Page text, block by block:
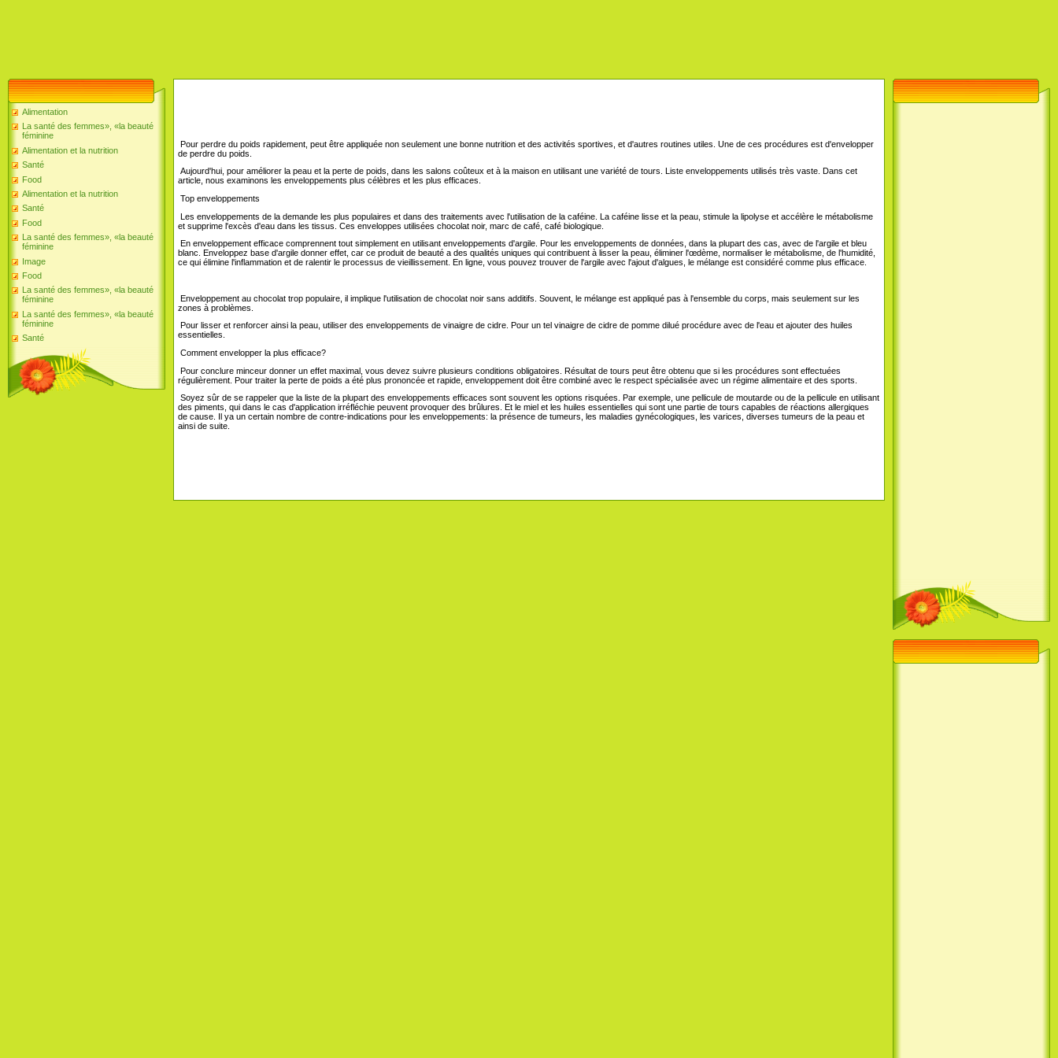
Alimentation
La santé des femmes», «la beauté
féminine
Alimentation et la nutrition
Santé
Food
Alimentation et la nutrition
Santé
Food
La santé des femmes», «la beauté
féminine
Image
Food
La santé des femmes», «la beauté
féminine
La santé des femmes», «la beauté
féminine
Santé
Pour perdre du poids rapidement, peut être appliquée non seulement une bonne nutrition et des activités sportives, et d'autres routines utiles. Une de ces procédures est d'envelopper
de perdre du poids.
Aujourd'hui, pour améliorer la peau et la perte de poids, dans les salons coûteux et à la maison en utilisant une variété de tours. Liste enveloppements utilisés très vaste. Dans cet
article, nous examinons les enveloppements plus célèbres et les plus efficaces.
Top enveloppements
Les enveloppements de la demande les plus populaires et dans des traitements avec l'utilisation de la caféine. La caféine lisse et la peau, stimule la lipolyse et accélère le métabolisme
et supprime l'excès d'eau dans les tissus. Ces enveloppes utilisées chocolat noir, marc de café, café biologique.
En enveloppement efficace comprennent tout simplement en utilisant enveloppements d'argile. Pour les enveloppements de données, dans la plupart des cas, avec de l'argile et bleu
blanc. Enveloppez base d'argile donner effet, car ce produit de beauté a des qualités uniques qui contribuent à lisser la peau, éliminer l'œdème, normaliser le métabolisme, de l'humidité,
ce qui élimine l'inflammation et de ralentir le processus de vieillissement. En ligne, vous pouvez trouver de l'argile avec l'ajout d'algues, le mélange est considéré comme plus efficace.
Enveloppement au chocolat trop populaire, il implique l'utilisation de chocolat noir sans additifs. Souvent, le mélange est appliqué pas à l'ensemble du corps, mais seulement sur les
zones à problèmes.
Pour lisser et renforcer ainsi la peau, utiliser des enveloppements de vinaigre de cidre. Pour un tel vinaigre de cidre de pomme dilué procédure avec de l'eau et ajouter des huiles
essentielles.
Comment envelopper la plus efficace?
Pour conclure minceur donner un effet maximal, vous devez suivre plusieurs conditions obligatoires. Résultat de tours peut être obtenu que si les procédures sont effectuées
régulièrement. Pour traiter la perte de poids a été plus prononcée et rapide, enveloppement doit être combiné avec le respect spécialisée avec un régime alimentaire et des sports.
Soyez sûr de se rappeler que la liste de la plupart des enveloppements efficaces sont souvent les options risquées. Par exemple, une pellicule de moutarde ou de la pellicule en utilisant
des piments, qui dans le cas d'application irréfléchie peuvent provoquer des brûlures. Et le miel et les huiles essentielles qui sont une partie de tours capables de réactions allergiques
de cause. Il ya un certain nombre de contre-indications pour les enveloppements: la présence de tumeurs, les maladies gynécologiques, les varices, diverses tumeurs de la peau et
ainsi de suite.